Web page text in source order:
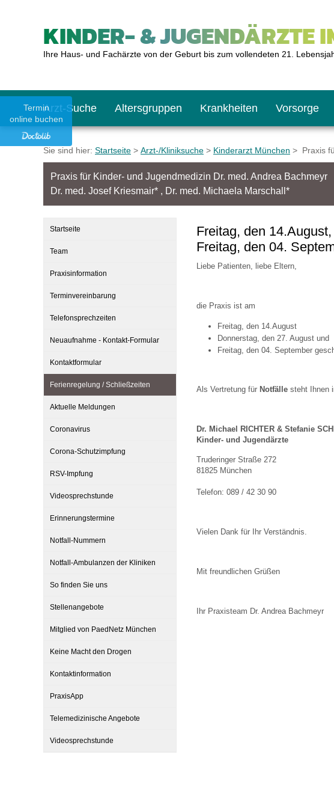
KINDER- & JUGENDÄRZTE
Ihre Haus- und Fachärzte von der Geburt bis zum vollendeten 21.
Arzt-Suche Altersgruppen
Das erste Jahr
Kleinkinder
Schulkinder
Jugendliche
Krankheiten Vorsorge
Baby: U1 bis U6
Kleinkind: U7 bis U9
Schulkind: U10 bis U11
Teenager: J1 bis J2
Impfkalender
Impfen: Wann und wie oft?
Was muss man beachten?
Impfreaktionen
Impfsicherheit
Häufige Fragen
Recht auf Impfung
Vorsorge- und Impferinnerung
Notrufnummern
Giftnotruf
Hausapotheke
Sofortmaßnahmen
Notdienste
Notdienste
Sozialpädiatrie
Gesundheitsämter
Link-Tipps
BMI-Rechner
Körpergrößen-Rechner
Blutdruckrechner
Wachstum-Rechner
Empfehlungen zum
Hörlexikon
Material zu den Vorsorgen
Entwicklungskalender
Broschüren und Informationsflyer
Sie sind hier: Startseite > Arzt-/Kliniksuche > Kinderarzt München > Praxis
Praxis für Kinder- und Jugendmedizin Dr. med. Andrea Bachmeyr
Dr. med. Josef Kriesmair* , Dr. med. Michaela Marschall*
Startseite
Team
Praxisinformation
Terminvereinbarung
Telefonsprechzeiten
Neuaufnahme - Kontakt-Formular
Kontaktformular
Ferienregelung / Schließzeiten
Aktuelle Meldungen
Coronavirus
Corona-Schutzimpfung
RSV-Impfung
Videosprechstunde
Erinnerungstermine
Notfall-Nummern
Notfall-Ambulanzen der Kliniken
So finden Sie uns
Stellenangebote
Mitglied von PaedNetz München
Keine Macht den Drogen
Kontaktinformation
PraxisApp
Telemedizinische Angebote
Videosprechstunde
Freitag, den
Freitag, den 04.
Liebe Patienten, liebe Eltern,
die Praxis ist am
Freitag, den 14.August
Donnerstag, den 27. August und
Freitag, den 04. September
Als Vertretung für Notfälle steht Ihnen
Dr. Michael RICHTER & Stefanie
Kinder- und Jugendärzte
Truderinger Straße 272
81825 München
Telefon: 089 / 42 30 90‎
Vielen Dank für Ihr Verständnis.
Mit freundlichen Grüßen
Ihr Praxisteam Dr. Andrea Bachmeyr
Termin
online buchen